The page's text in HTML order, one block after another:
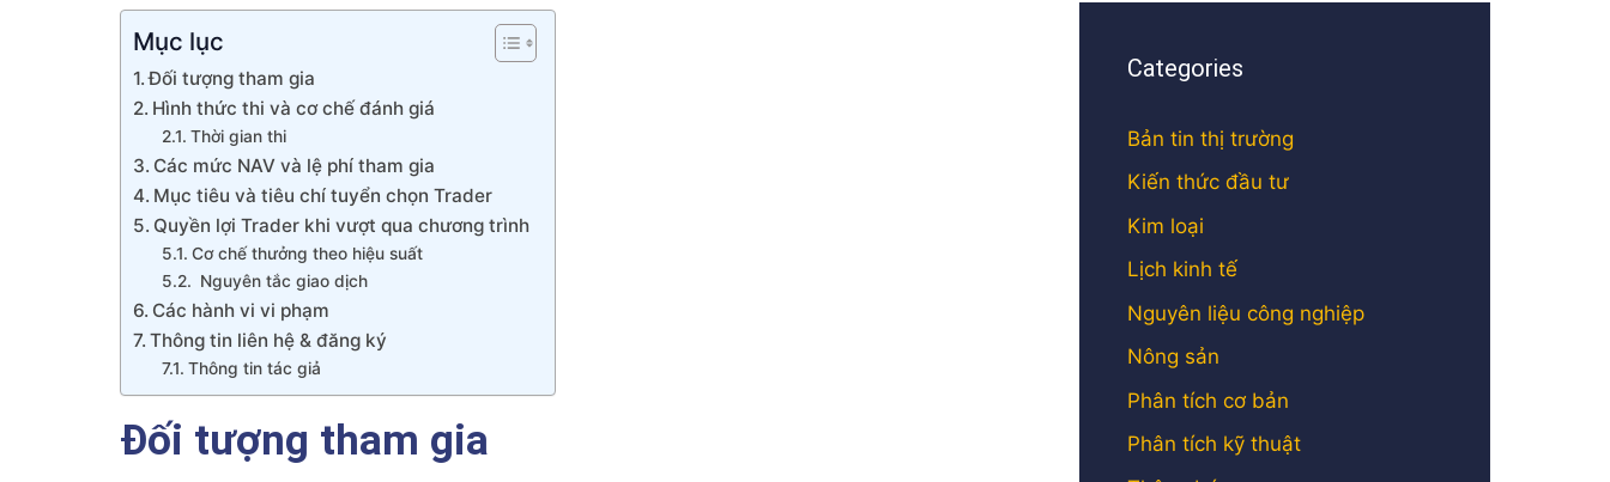
Mục lục
Đối tượng tham gia
Hình thức thi và cơ chế đánh giá
Thời gian thi
Các mức NAV và lệ phí tham gia
Mục tiêu và tiêu chí tuyển chọn Trader
Quyền lợi Trader khi vượt qua chương trình
Cơ chế thưởng theo hiệu suất
Nguyên tắc giao dịch
Các hành vi vi phạm
Thông tin liên hệ & đăng ký
Thông tin tác giả
Đối tượng tham gia
Categories
Bản tin thị trường
Kiến thức đầu tư
Kim loại
Lịch kinh tế
Nguyên liệu công nghiệp
Nông sản
Phân tích cơ bản
Phân tích kỹ thuật